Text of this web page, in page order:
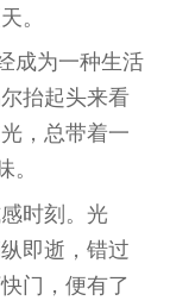
。
成为一种生活
抬起头来看
， 总带着一
。
时刻。光
即逝，错过
门，便有了